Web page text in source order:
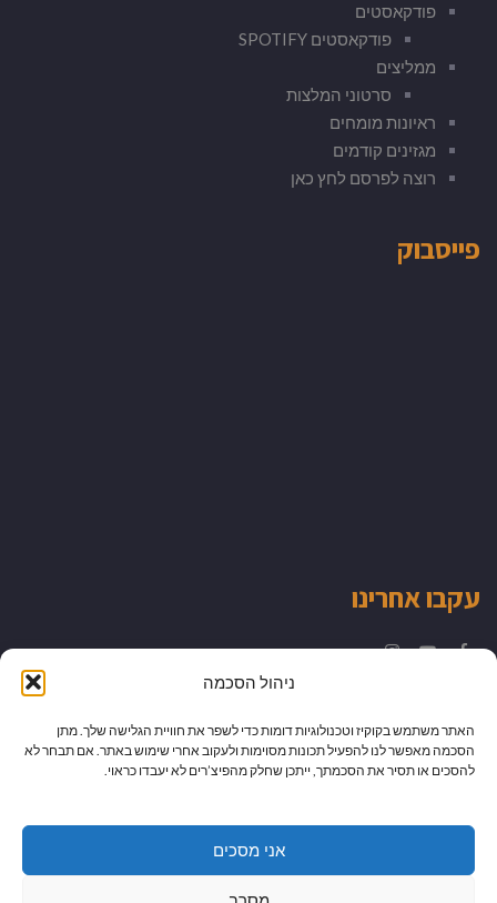
ניהול הסכמה
האתר משתמש בקוקיז וטכנולוגיות דומות כדי לשפר את חוויית הגלישה שלך. מתן
הסכמה מאפשר לנו להפעיל תכונות מסוימות ולעקוב אחרי שימוש באתר. אם תבחר לא
להסכים או תסיר את הסכמתך, ייתכן שחלק מהפיצ’רים לא יעבדו כראוי.
אני מסכים
פודקאסטים
פודקאסטים SPOTIFY
ממליצים
סרטוני המלצות
ראיונות מומחים
מגזינים קודמים
רוצה לפרסם לחץ כאן
פייסבוק
עקבו אחרינו